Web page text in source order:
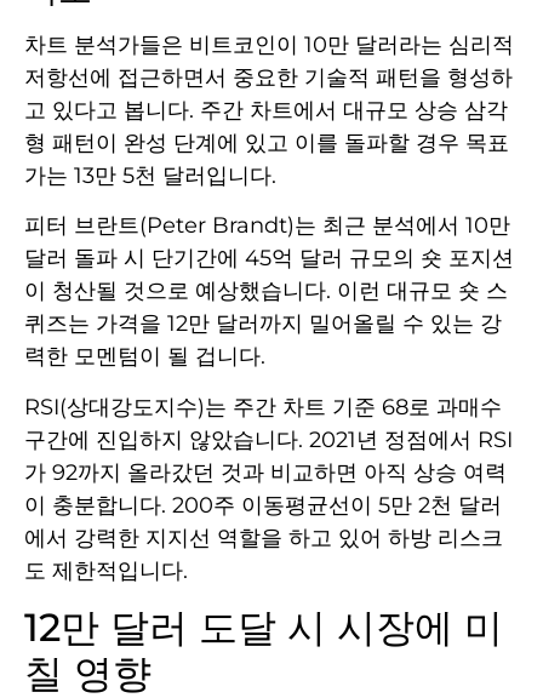
차트 분석가들은 비트코인이 10만 달러라는 심리적
저항선에 접근하면서 중요한 기술적 패턴을 형성하
고 있다고 봅니다. 주간 차트에서 대규모 상승 삼각
형 패턴이 완성 단계에 있고 이를 돌파할 경우 목표
가는 13만 5천 달러입니다.
피터 브란트(Peter Brandt)는 최근 분석에서 10만
달러 돌파 시 단기간에 45억 달러 규모의 숏 포지션
이 청산될 것으로 예상했습니다. 이런 대규모 숏 스
퀴즈는 가격을 12만 달러까지 밀어올릴 수 있는 강
력한 모멘텀이 될 겁니다.
RSI(상대강도지수)는 주간 차트 기준 68로 과매수
구간에 진입하지 않았습니다. 2021년 정점에서 RSI
가 92까지 올라갔던 것과 비교하면 아직 상승 여력
이 충분합니다. 200주 이동평균선이 5만 2천 달러
에서 강력한 지지선 역할을 하고 있어 하방 리스크
도 제한적입니다.
12만 달러 도달 시 시장에 미
칠 영향